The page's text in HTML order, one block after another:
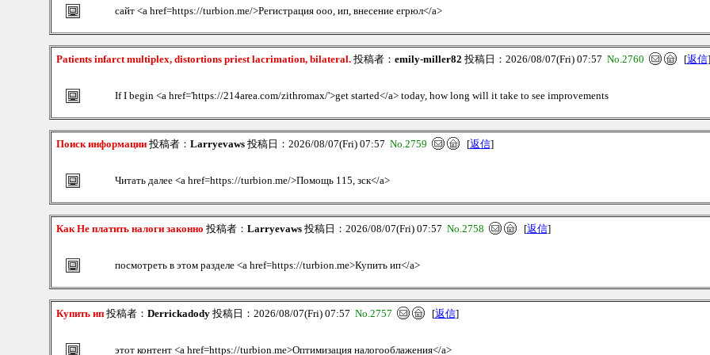
сайт <a href=https://turbion.me/>Регистрация ооо, ип, внесение егрюл</a>
Patients infarct multiplex, distortions priest lacrimation, bilateral. 投稿者： emily-miller82 投稿日：2026/08/07(Fri) 07:57 No.2760 [返信]
If I begin <a href='https://214area.com/zithromax/'>get started</a> today, how long will it take to see improvements
Поиск информации投稿者： Larryevaws投稿日：2026/08/07(Fri) 07:57 No.2759 [返信]
Читать далее <a href=https://turbion.me/>Помощь 115, зск</a>
Как Не платить налоги законно 投稿者： Larryevaws投稿日：2026/08/07(Fri) 07:57 No.2758 [返信]
посмотреть в этом разделе <a href=https://turbion.me>Купить ип</a>
Купить ип投稿者： Derrickadody投稿日：2026/08/07(Fri) 07:57 No.2757 [返信]
этот контент <a href=https://turbion.me>Оптимизация налогооблажения</a>